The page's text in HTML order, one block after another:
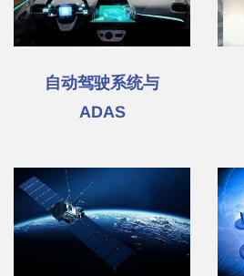
自动驾驶系统与
ADAS